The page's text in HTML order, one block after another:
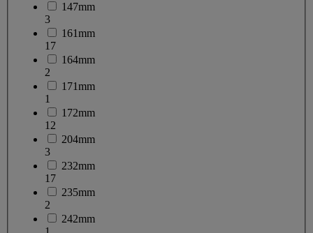
147mm
3
161mm
17
164mm
2
171mm
1
172mm
12
204mm
3
232mm
17
235mm
2
242mm